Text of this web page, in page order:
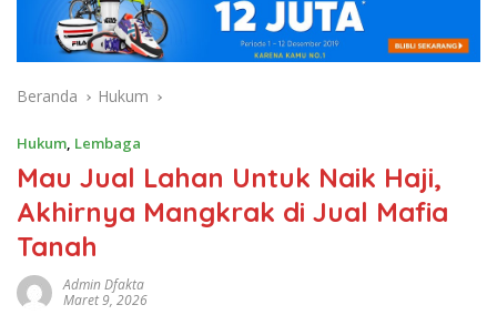
Beranda Hukum
Hukum, Lembaga
Mau Jual Lahan Untuk Naik Haji,
Akhirnya Mangkrak di Jual Mafia
Tanah
Admin Dfakta
Maret 9, 2026